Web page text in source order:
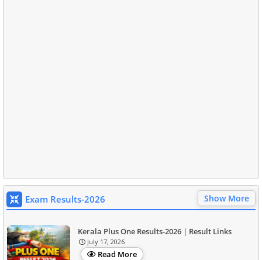
Exam Results-2026 Show More
Kerala Plus One Results-2026 | Result Links
July 17, 2026
Read More